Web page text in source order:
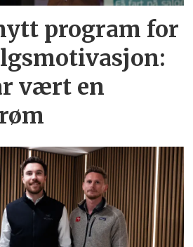
program for
vært en